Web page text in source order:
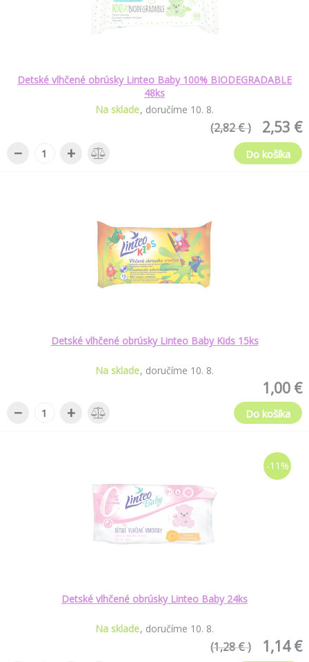
Detské vlhčené obrúsky Linteo Baby 100% BIODEGRADABLE
48ks
Na sklade doručíme 10. 8.
2,53 €
(2,82 € )
− + Do košíka
Detské vlhčené obrúsky Linteo Baby Kids 15ks
Na sklade doručíme 10. 8.
1,00 €
−
+ Do košíka
-11%
Detské vlhčené obrúsky Linteo Baby 24ks
Na sklade doručíme 10. 8.
1,14 €
(1,28 € )